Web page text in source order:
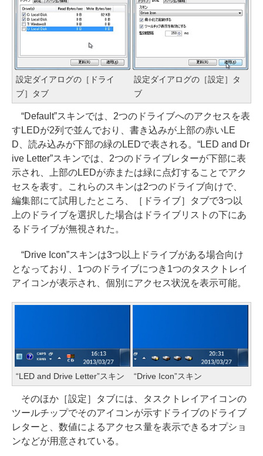
設定ダイアログの［ドライ
ブ］タブ
設定ダイアログの［設定］タ
ブ
“Default”スキンでは、2つのドライブへのアクセスを表
すLEDが2列で並んでおり、書き込みが上部の赤いLE
D、読み込みが下部の緑のLEDで表される。“LED and Dr
ive Letter”スキンでは、2つのドライブレターが下部に表
示され、上部のLEDが赤または緑に点灯することでアク
セスを表す。これらのスキンは2つのドライブ向けで、
編集部にて試用したところ、［ドライブ］タブで3つ以
上のドライブを選択した場合はドライブリストの下にあ
るドライブが無視された。
“Drive Icon”スキンは3つ以上ドライブがある場合向け
となっており、1つのドライブにつき1つのタスクトレイ
アイコンが表示され、個別にアクセス状況を表示可能。
“LED and Drive Letter”スキン “Drive Icon”スキン
そのほか［設定］タブには、タスクトレイアイコンの
ツールチップでそのアイコンが示すドライブのドライブ
レターと、数値によるアクセス量を表示できるオプショ
ンなどが用意されている。